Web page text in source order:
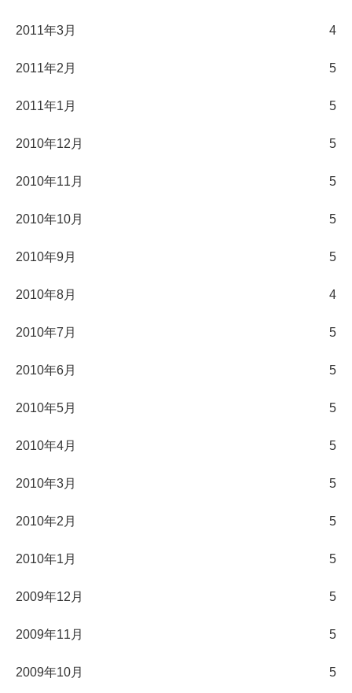
2011年3月 4
2011年2月 5
2011年1月 5
2010年12月 5
2010年11月 5
2010年10月 5
2010年9月 5
2010年8月 4
2010年7月 5
2010年6月 5
2010年5月 5
2010年4月 5
2010年3月 5
2010年2月 5
2010年1月 5
2009年12月 5
2009年11月 5
2009年10月 5